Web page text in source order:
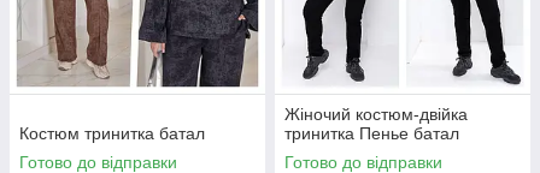
Костюм тринитка батал
Готово до відправки
Жіночий костюм-двійка
тринитка Пенье батал
Готово до відправки